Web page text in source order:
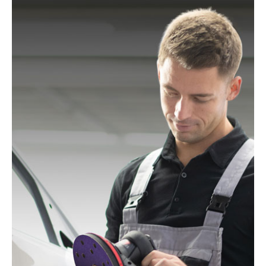
BD190, BD190D, BD190E, BD190S,
KA190, KA190E, KA190S, KA191EK, KA198GT,
KA220G, KA280, KA280K, XTA90EK
ES 125, ES 125 E, ES 125 E-Plus, ES
125 EQ, ES 125 EQ-Plus, ES 125 Plus, ES 125 Q, ES
125 Q-Plus, ETS 125 EQ, ETS 125 EQ-Plus, ETS 125
Q, ETS 125 Q-Plus, LEX 1 125/7, LEX 2 125/3, LEX 3
125/3, LEX 3 125/5, RO 125 FEQ-Plus